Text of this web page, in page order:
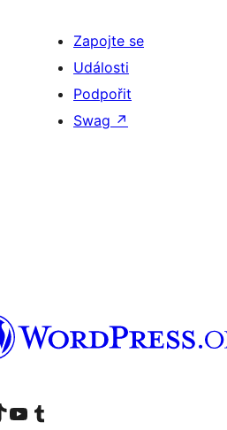
Zapojte se
Události
Podpořit
Swag ↗
TikTok účet
Navštivte náš YouTube kanálNavštivte náš Tumblr účet